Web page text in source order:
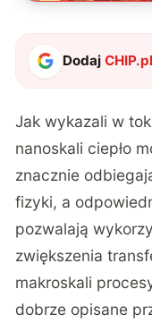
DodajCHIP.pl
Jak wykazali w
nanoskali ciepło
znacznie
fizyki, a
pozwalają
zwiększenia
makroskali
dobrze opisane